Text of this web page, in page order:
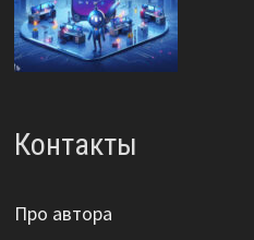
Контакты
Про автора